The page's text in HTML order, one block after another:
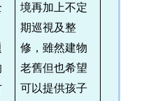
境再加上不定
期巡視及整
修，雖然建物
老舊但也希望
可以提供孩子